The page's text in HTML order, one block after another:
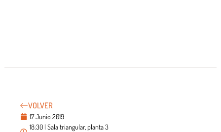
VOLVER
17 Junio 2019
18:30 | Sala triangular, planta 3